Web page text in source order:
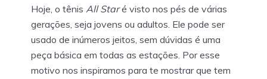
Hoje, o tênis All Staré visto nos pés de várias
gerações, seja jovens ou adultos. Ele pode ser
usado de inúmeros jeitos, sem dúvidas é uma
peça básica em todas as estações. Por esse
motivo nos inspiramos para te mostrar que tem